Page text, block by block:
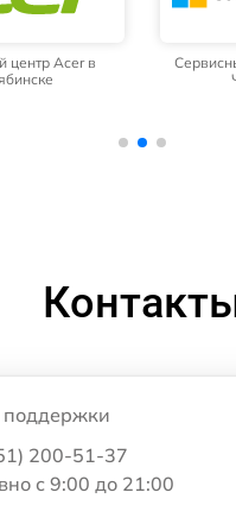
центр Acer в
200-51-37
с 9:00 до 21:00